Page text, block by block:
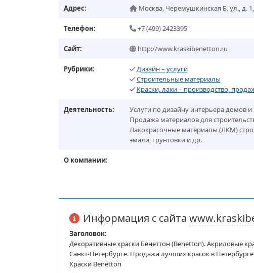
Адрес: Москва, Черемушкинская Б. ул., д.
Телефон: +7 (499) 2423395
Сайт: http://www.kraskibenetton.ru
Рубрики:
Дизайн – услуги
Строительные материалы
Краски, лаки – производство,
Деятельность:
Услуги по дизайну интерьера домов и
Продажа материалов для
Лакокрасочные материалы (ЛКМ)
эмали, грунтовки и др.
О компании:
Информация с сайта
Заголовок:
Декоративные краски Бенеттон (Benetton). Акриловые
Санкт-Петербурге. Продажа лучших красок в
Краски Benetton